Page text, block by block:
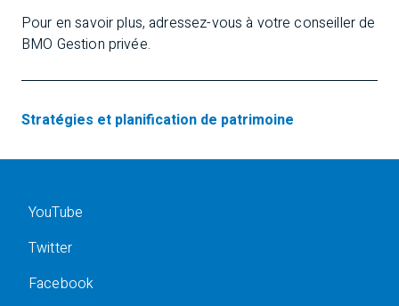
Pour en savoir plus, adressez-vous à votre conseiller de
BMO Gestion privée.
Stratégies et planification de patrimoine
YouTube
Twitter
Facebook